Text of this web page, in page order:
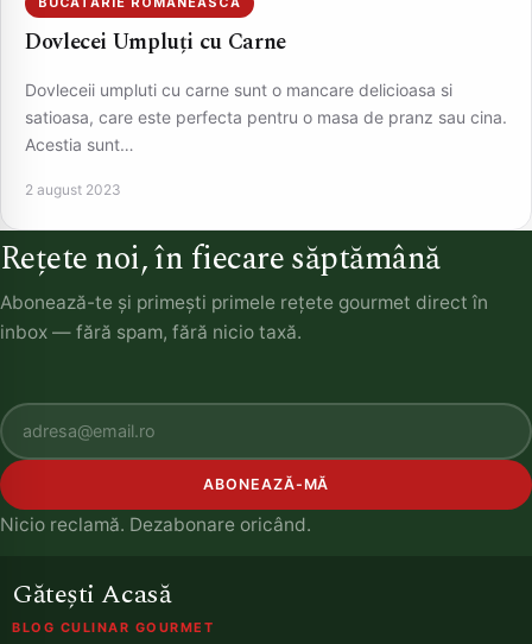
Dovlecei Umpluți cu Carne
Dovleceii umpluti cu carne sunt o mancare delicioasa si
satioasa, care este perfecta pentru o masa de pranz sau cina.
Acestia sunt…
2 august 2023
Rețete noi, în fiecare săptămână
Abonează-te și primești primele rețete gourmet direct în
inbox — fără spam, fără nicio taxă.
ABONEAZĂ-MĂ
Nicio reclamă. Dezabonare oricând.
Gătești Acasă
BLOG CULINAR GOURMET